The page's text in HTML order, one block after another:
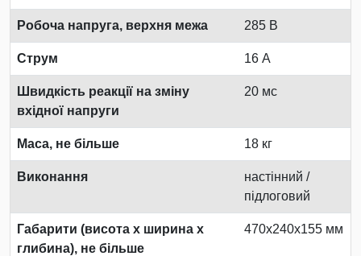
Робоча напруга, верхня межа 285 В
Струм 16 А
Швидкість реакції на зміну
вхідної напруги
20 мс
Маса, не більше 18 кг
Виконання
настінний /
підлоговий
Габарити (висота х ширина х
глибина), не більше
470x240x155 мм